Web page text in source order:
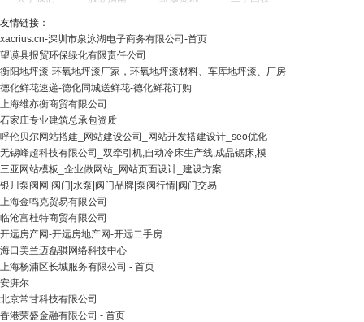
友情链接：
xacrius.cn-深圳市泉泳湖电子商务有限公司-首页
望谟县报贸环保绿化有限责任公司
衡阳地坪漆-环氧地坪漆厂家，环氧地坪漆材料、车库地坪漆、厂房
德化鲜花速递-德化同城送鲜花-德化鲜花订购
上海维亦衡商贸有限公司
石家庄专业建筑总承包资质
呼伦贝尔网站搭建_网站建设公司_网站开发搭建设计_seo优化
无锡峰超科技有限公司_双牵引机,自动冷床生产线,成品锯床,模
三亚网站模板_企业做网站_网站页面设计_建设方案
银川泵阀网|阀门|水泵|阀门品牌|泵阀行情|阀门交易
上海金鸣克贸易有限公司
临沧富杜特商贸有限公司
开远房产网-开远房地产网-开远二手房
海口美兰迈磊骐网络科技中心
上海杨浦区长城服务有限公司 - 首页
安湃尔
北京常甘科技有限公司
香港荣盛金融有限公司 - 首页